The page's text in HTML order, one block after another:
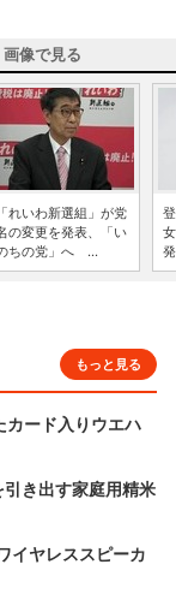
画像で見る
「れいわ新選組」が党
の変更を発表、「い
ちの党」へ ...
もっと見る
カード入りウエハ
き出す家庭用精米
イヤレススピーカ